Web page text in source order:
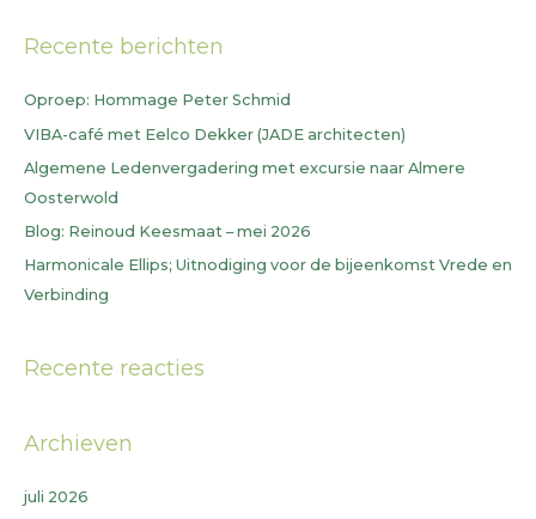
k
r
Recente berichten
Oproep: Hommage Peter Schmid
VIBA-café met Eelco Dekker (JADE architecten)
Algemene Ledenvergadering met excursie naar Almere
Oosterwold
Blog: Reinoud Keesmaat – mei 2026
Harmonicale Ellips; Uitnodiging voor de bijeenkomst Vrede en
Verbinding
Recente reacties
Archieven
juli 2026